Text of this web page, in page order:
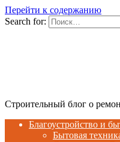
Перейти к содержанию
Search for:
Строительный блог о
Благоустройство и
Бытовая